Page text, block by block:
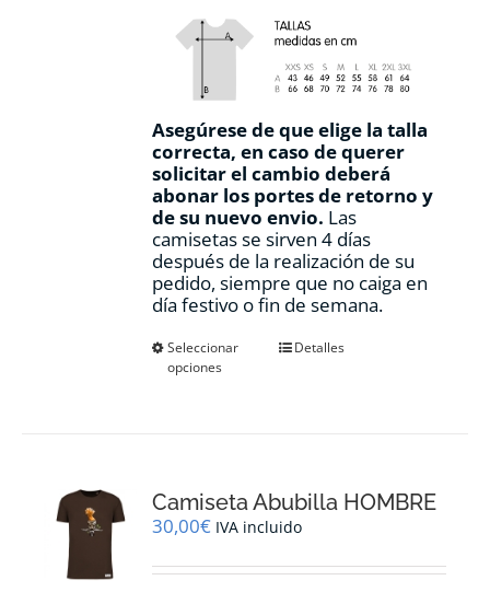
Asegúrese de que elige la talla
correcta, en caso de querer
solicitar el cambio deberá
abonar los portes de retorno y
de su nuevo envio. Las
camisetas se sirven 4 días
después de la realización de su
pedido, siempre que no caiga en
día festivo o fin de semana.
Seleccionar
opciones
Este
se
pueden
en
Detalles
Camiseta Abubilla HOMBRE
30,00€ IVA incluido